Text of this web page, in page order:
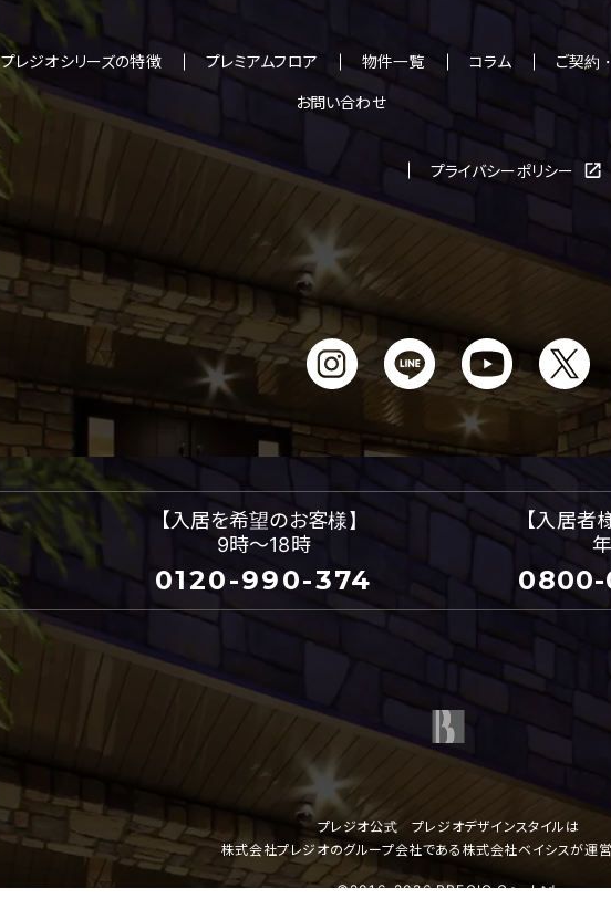
プレジオシリーズの特徴 プレミアムフロア 物件一覧 コラム ご契約
お問い合わせ
プライバシーポリシー
【入居を希望のお客様】
9時～18時
0120-990-374
【入居者
プレジオ公式 プレジオデザインスタイルは
株式会社プレジオのグループ会社である 株式会社ベイシスが運
©2016-2026PREGIO Co., Ltd.